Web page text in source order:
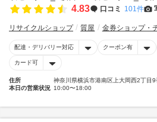
4.83 口コミ 101件
リサイクルショップ 質屋 金券ショップ・
配達・デリバリー対応 クーポン有
カード可
住所
神奈川県横浜市港南区上大岡西2丁目
本日の営業状況 10:00〜18:00